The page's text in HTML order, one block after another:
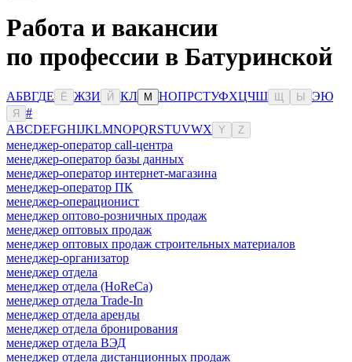
Работа и вакансии
по профессии в Батуринской
АБВГДЕ Ё ЖЗИ Й КЛ М НОПРСТУФХЦЧШ Ы ЭЮ
Я
#
ABCDEFGHIJKLMNOPQRSTUVWX Y Z
менеджер-оператор call-центра
менеджер-оператор базы данных
менеджер-оператор интернет-магазина
менеджер-оператор ПК
менеджер-операционист
менеджер оптово-розничных продаж
менеджер оптовых продаж
менеджер оптовых продаж строительных материалов
менеджер-организатор
менеджер отдела
менеджер отдела (HoReCa)
менеджер отдела Trade-In
менеджер отдела аренды
менеджер отдела бронирования
менеджер отдела ВЭД
менеджер отдела дистанционных продаж